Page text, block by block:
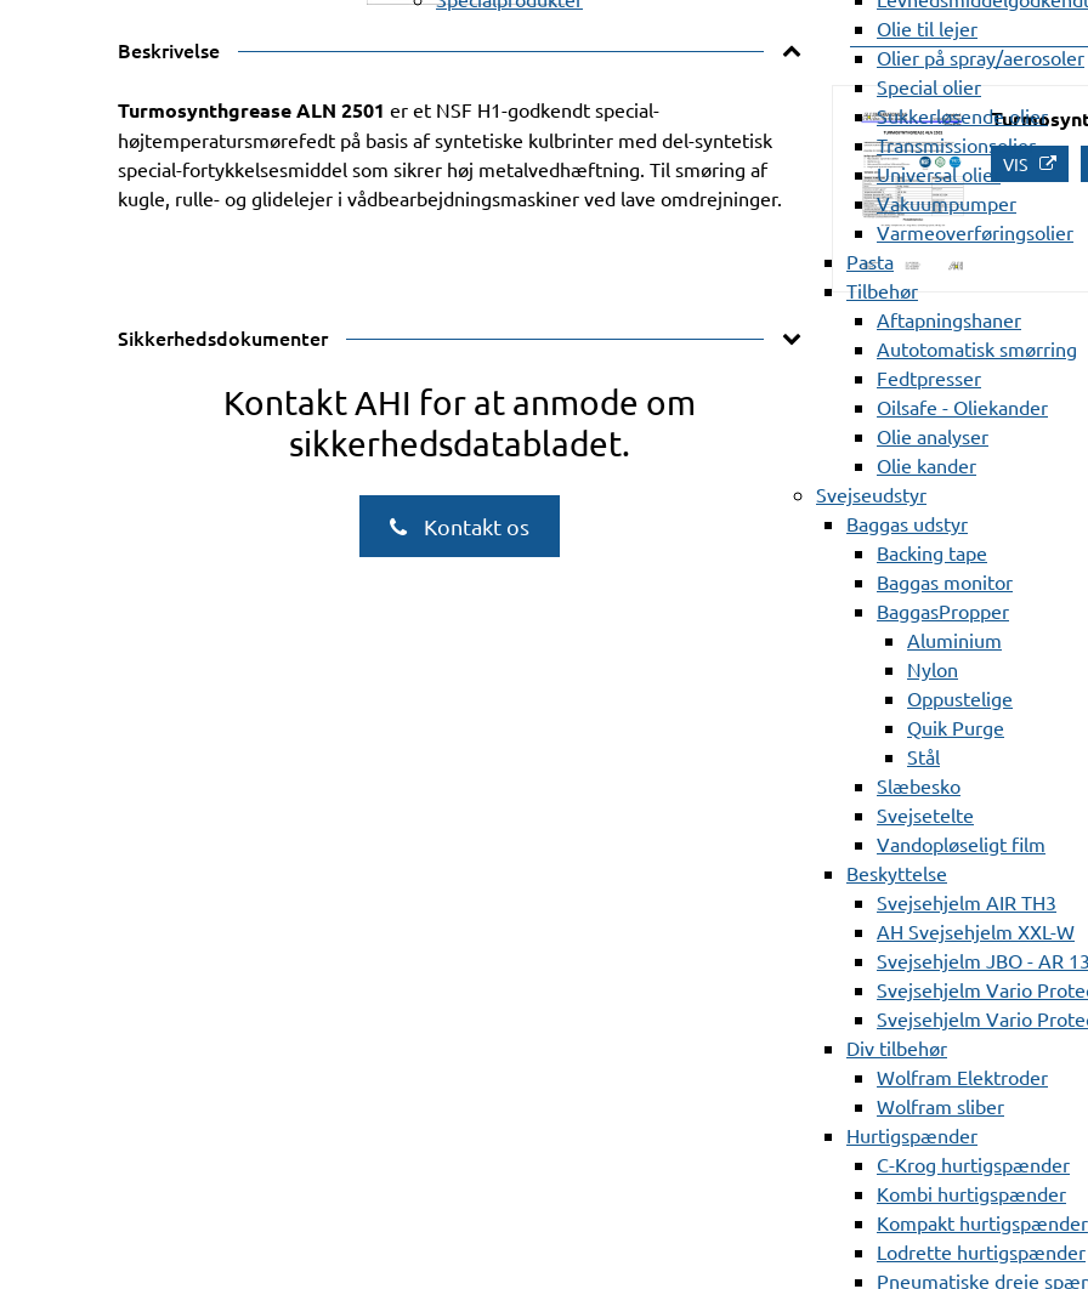
Olie til lejer
Olier på spray/aerosoler
Special olier
Sukkerløsende olier
Transmissionsolier
Universal olier
Vakuumpumper
Varmeoverføringsolier
Pasta
Tilbehør
Aftapningshaner
Autotomatisk smørring
Fedtpresser
Oilsafe - Oliekander
Olie analyser
Olie kander
Svejseudstyr
Baggas udstyr
Backing tape
Baggas monitor
BaggasPropper
Aluminium
Nylon
Oppustelige
Quik Purge
Stål
Slæbesko
Svejsetelte
Vandopløseligt film
Beskyttelse
Svejsehjelm AIR TH3
AH Svejsehjelm XXL-W
Svejsehjelm JBO - AR
Svejsehjelm Vario
Svejsehjelm Vario
Div tilbehør
Wolfram Elektroder
Wolfram sliber
Hurtigspænder
C-Krog hurtigspænder
Kombi hurtigspænder
Kompakt hurtigspænder
Lodrette hurtigspænder
Pneumatiske dreje
Beskrivelse
Turmosynthgrease ALN 2501 er et NSF H1-godkendt special-
højtemperatursmørefedt på basis af syntetiske kulbrinter med del-syntetisk
special-fortykkelsesmiddel som sikrer høj metalvedhæftning. Til smøring af
kugle, rulle- og glidelejer i vådbearbejdningsmaskiner ved lave omdrejninger.
VIS
Sikkerhedsdokumenter
Kontakt AHI for at anmode om
sikkerhedsdatabladet.
Kontakt os